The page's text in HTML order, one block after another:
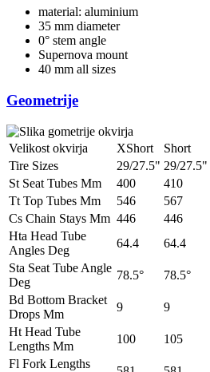
material: aluminium
35 mm diameter
0° stem angle
Supernova mount
40 mm all sizes
Geometrije
Velikost okvirja XShort Short
Tire Sizes
29/27.5" 29/27.5"
St Seat Tubes Mm
400 410
Tt Top Tubes Mm
546 567
Cs Chain Stays Mm 446 446
Hta Head Tube
Angles Deg
64.4 64.4
Sta Seat Tube Angle
Deg
78.5° 78.5°
Bd Bottom Bracket
Drops Mm
9 9
Ht Head Tube
Lengths Mm
100 105
Fl Fork Lengths